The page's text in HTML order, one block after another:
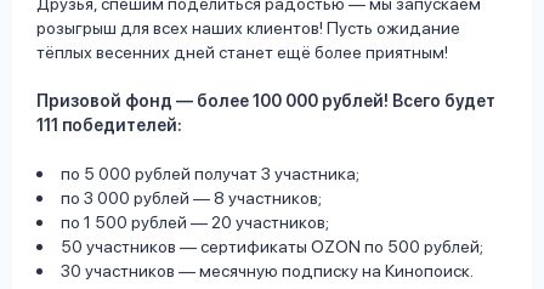
розыгрыш для всех наших клиентов! Пусть ожидание
тёплых весенних дней станет ещё более приятным!
Призовой фонд — более 100 000 рублей! Всего будет
111 победителей:
по 5 000 рублей получат 3 участника;
по 3 000 рублей — 8 участников;
по 1 500 рублей — 20 участников;
50 участников — сертификаты OZON по 500 рублей;
30 участников — месячную подписку на Кинопоиск.
Оформить заявку
Войти под другим номером
Ответы
на
вопросы